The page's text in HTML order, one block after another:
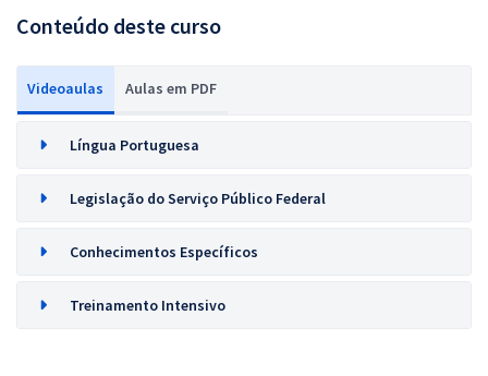
Conteúdo deste curso
Videoaulas Aulas em PDF
Língua Portuguesa
Legislação do Serviço Público Federal
Conhecimentos Específicos
Treinamento Intensivo